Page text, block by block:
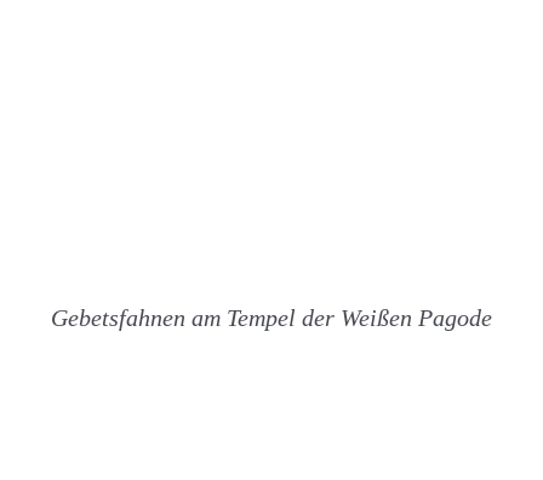
Gebetsfahnen am Tempel der Weißen Pagode